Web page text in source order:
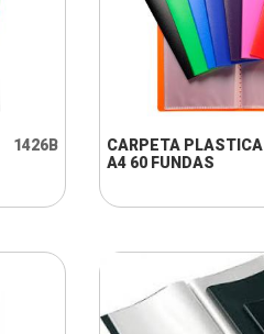
1426B
+ INFO
CARPETA PLASTICA
A4 60 FUNDAS